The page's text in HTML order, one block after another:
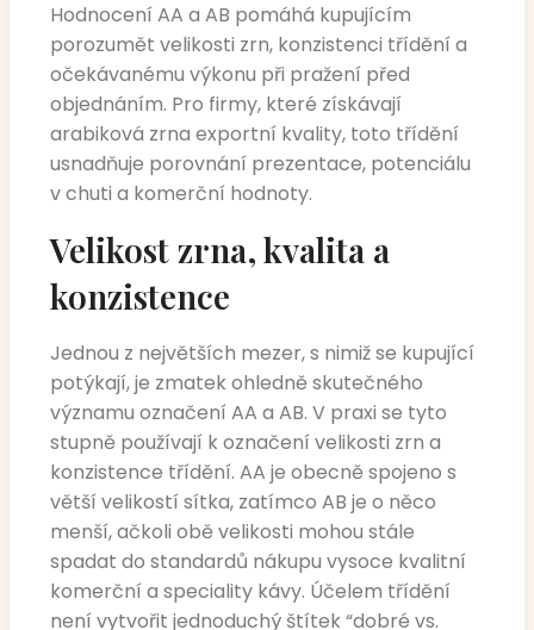
Hodnocení AA a AB pomáhá kupujícím
porozumět velikosti zrn, konzistenci třídění a
očekávanému výkonu při pražení před
objednáním. Pro firmy, které získávají
arabiková zrna exportní kvality, toto třídění
usnadňuje porovnání prezentace, potenciálu
v chuti a komerční hodnoty.
Velikost zrna, kvalita a
konzistence
Jednou z největších mezer, s nimiž se kupující
potýkají, je zmatek ohledně skutečného
významu označení AA a AB. V praxi se tyto
stupně používají k označení velikosti zrn a
konzistence třídění. AA je obecně spojeno s
větší velikostí sítka, zatímco AB je o něco
menší, ačkoli obě velikosti mohou stále
spadat do standardů nákupu vysoce kvalitní
komerční a speciality kávy. Účelem třídění
není vytvořit jednoduchý štítek “dobré vs.